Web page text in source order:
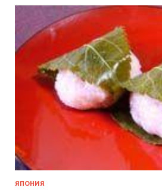
ЯПОНИЯ